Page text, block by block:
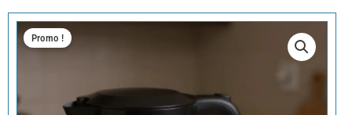
Promo !